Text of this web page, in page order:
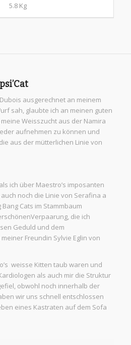
5.8 Kg
ausgerechnet an meinem
sah, glaubte ich an meinen guten
Weisszucht aus der Namira
aufnehmen zu können und
aus der mütterlichen Linie von
ich über Maestro’s imposanten
noch die Linie von Serafina a
Cats im Stammbaum
die ich
Geduld und dem
Freundin Sylvie Eglin von
weisse Kitten taub waren und
als auch mir die Struktur
obwohl noch innerhalb der
wir uns schnell entschlossen
eines Kastraten auf dem Sofa